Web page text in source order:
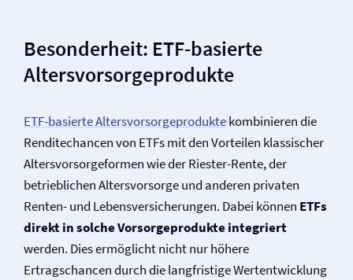
Besonderheit: ETF-basierte
Altersvorsorgeprodukte
ETF-basierte Altersvorsorgeproduktekombinieren die
Renditechancen von ETFs mit den Vorteilen klassischer
Altersvorsorgeformen wie der Riester-Rente, der
betrieblichen Altersvorsorge und anderen privaten
Renten- und Lebens­versicherungen. Dabei können ETFs
direkt in solche Vorsorgeprodukte integriert
werden. Dies ermöglicht nicht nur höhere
Ertragschancen durch die langfristige Wertentwicklung